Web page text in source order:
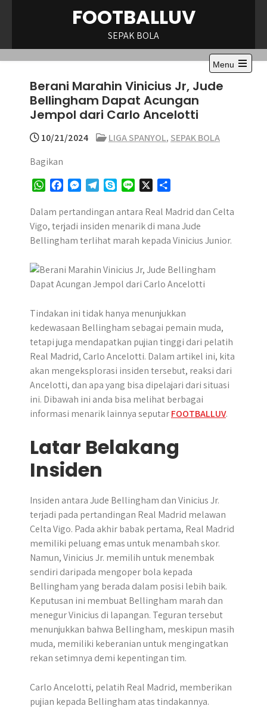
FOOTBALLUV
SEPAK BOLA
Menu
Berani Marahin Vinicius Jr, Jude
Bellingham Dapat Acungan
Jempol dari Carlo Ancelotti
10/21/2024 LIGA SPANYOL, SEPAK BOLA
Bagikan
W
a
t
s
p
c
e
b
o
k
s
s
e
e
r
l
e
g
a
m
y
p
e
n
e
a
r
e
Dalam pertandingan antara Real Madrid dan Celta
Vigo, terjadi insiden menarik di mana Jude
Bellingham terlihat marah kepada Vinicius Junior.
Tindakan ini tidak hanya menunjukkan
kedewasaan Bellingham sebagai pemain muda,
tetapi juga mendapatkan pujian tinggi dari pelatih
Real Madrid, Carlo Ancelotti. Dalam artikel ini, kita
akan mengeksplorasi insiden tersebut, reaksi dari
Ancelotti, dan apa yang bisa dipelajari dari situasi
ini. Dibawah ini anda bisa melihat berbagai
informasi menarik lainnya seputarFOOTBALLUV.
Latar Belakang
Insiden
Insiden antara Jude Bellingham dan Vinicius Jr.
terjadi pada pertandingan Real Madrid melawan
Celta Vigo. Pada akhir babak pertama, Real Madrid
memiliki peluang emas untuk menambah skor.
Namun, Vinicius Jr. memilih untuk menembak
sendiri daripada mengoper bola kepada
Bellingham yang berada dalam posisi lebih baik.
Keputusan ini membuat Bellingham marah dan
menegur Vinicius di lapangan. Teguran tersebut
menunjukkan bahwa Bellingham, meskipun masih
muda, memiliki keberanian untuk mengingatkan
rekan setimnya demi kepentingan tim.
Carlo Ancelotti, pelatih Real Madrid, memberikan
pujian kepada Bellingham atas tindakannya.